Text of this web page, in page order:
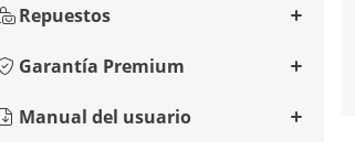
Repuestos
Garantía Premium
Manual del usuario